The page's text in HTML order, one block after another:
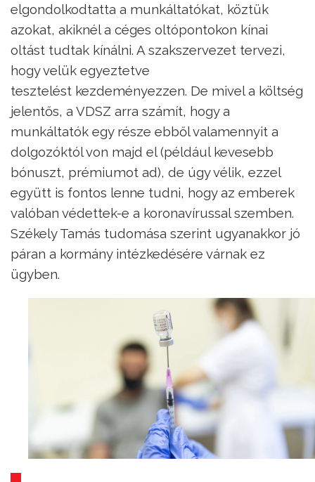
elgondolkodtatta a munkáltatókat, köztük
azokat, akiknél a céges oltópontokon kínai
oltást tudtak kínálni. A szakszervezet tervezi,
hogy velük egyeztetve
tesztelést kezdeményezzen. De mivel a költség
jelentős, a VDSZ arra számít, hogy a
munkáltatók egy része ebből valamennyit a
dolgozóktól von majd el (például kevesebb
bónuszt, prémiumot ad), de úgy vélik, ezzel
együtt is fontos lenne tudni, hogy az emberek
valóban védettek-e a koronavírussal szemben.
Székely Tamás tudomása szerint ugyanakkor jó
páran a kormány intézkedésére várnak ez
ügyben.